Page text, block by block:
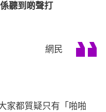
聽到啲聲打
網民
家都質疑只有「啪啪